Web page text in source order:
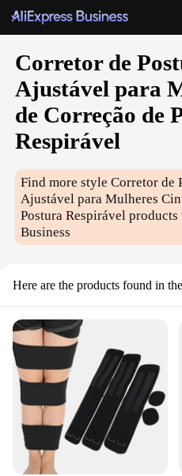
Corretor de
Ajustável para
de Correção de
Respirável
Find more styleCorretor de
Ajustável para Mulheres
Postura Respirável products
Business
Here are the products found in the